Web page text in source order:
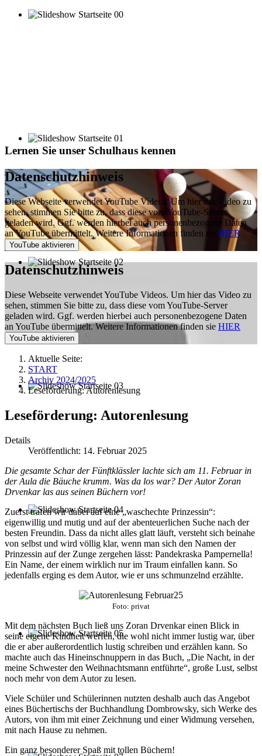
Lernen Sie unser Schulhaus kennen
Datenschutzhinweis
Diese Webseite verwendet YouTube Videos. Um hier das Video zu
sehen, stimmen Sie bitte zu, dass diese vom YouTube-Server
geladen wird. Ggf. werden hierbei auch personenbezogene Daten
an YouTube übermittelt. Weitere Informationen finden sie HIER
Datenschutzhinweis
Diese Webseite verwendet YouTube Videos. Um hier das Video zu
sehen, stimmen Sie bitte zu, dass diese vom YouTube-Server
geladen wird. Ggf. werden hierbei auch personenbezogene Daten
an YouTube übermittelt. Weitere Informationen finden sie HIER
Aktuelle Seite:
START
Archiv 2024/2025
Leseförderung: Autorenlesung
Leseförderung: Autorenlesung
Details
Veröffentlicht: 14. Februar 2025
Die gesamte Schar der Fünftklässler lachte sich am 11. Februar in
der Aula die Bäuche krumm. Was da los war? Der Autor Zoran
Drvenkar las aus seinen Büchern vor!
Zuerst trafen wir dabei auf eine „waschechte Prinzessin“:
eigenwillig und mutig und auf der abenteuerlichen Suche nach der
besten Freundin. Dass da nicht alles glatt läuft, versteht sich beinahe
von selbst und wird völlig klar, wenn man sich den Namen der
Prinzessin auf der Zunge zergehen lässt: Pandekraska Pampernella!
Ein Name, der einem wirklich nur im Traum einfallen kann. So
jedenfalls erging es dem Autor, wie er uns schmunzelnd erzählte.
Foto: privat
Mit dem nächsten Buch ließ uns Zoran Drvenkar einen Blick in
seine eigene Kindheit werfen, die wohl nicht immer lustig war, über
die er aber außerordentlich lustig schreiben und erzählen kann. So
machte auch das Hineinschnuppern in das Buch, „Die Nacht, in der
meine Schwester den Weihnachtsmann entführte“, große Lust, selbst
noch mehr von dem Autor zu lesen.
Viele Schüler und Schülerinnen nutzten deshalb auch das Angebot
eines Büchertischs der Buchhandlung Dombrowsky, sich Werke des
Autors, von ihm mit einer Zeichnung und einer Widmung versehen,
mit nach Hause zu nehmen.
Ein ganz besonderer Spaß mit tollen Büchern!